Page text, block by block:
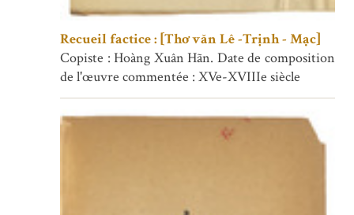
Recueil factice : [Thơ văn Lê -Trịnh - Mạc]
Copiste : Hoàng Xuân Hãn. Date de composition
de l'œuvre commentée : XVe-XVIIIe siècle